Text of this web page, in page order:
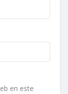
en este